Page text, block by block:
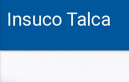
Insuco Talca